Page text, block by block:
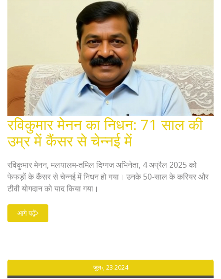
रविकुमार मेनन का निधन: 71 साल की
उम्र में कैंसर से चेन्नई में
रविकुमार मेनन, मलयालम‑तमिल दिग्गज अभिनेता, 4 अप्रैल 2025 को
फेफड़ों के कैंसर से चेन्नई में निधन हो गया। उनके 50‑साल के करियर और
टीवी योगदान को याद किया गया।
आगे पढ़ें
जुल॰, 23 2024